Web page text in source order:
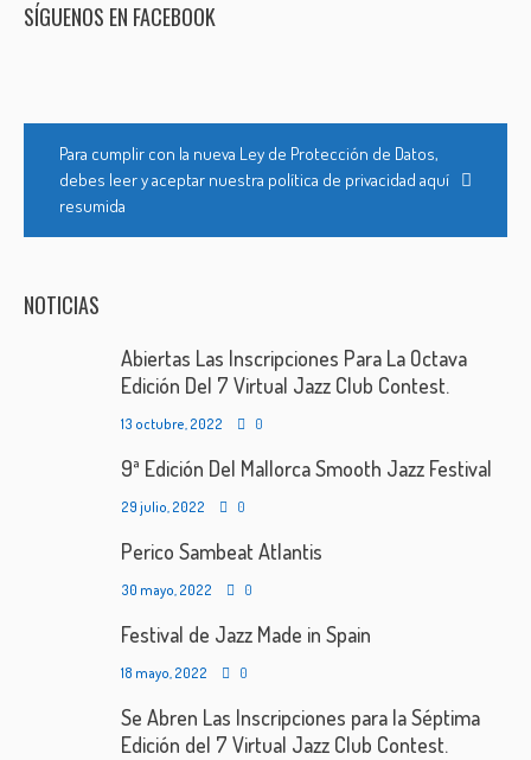
SÍGUENOS EN FACEBOOK
Para cumplir con la nueva Ley de Protección de Datos,
debes leer y aceptar nuestra política de privacidad aquí
resumida
NOTICIAS
Abiertas Las Inscripciones Para La Octava
Edición Del 7 Virtual Jazz Club Contest.
13 octubre, 2022 0
9ª Edición Del Mallorca Smooth Jazz Festival
29 julio, 2022 0
Perico Sambeat Atlantis
30 mayo, 2022 0
Festival de Jazz Made in Spain
18 mayo, 2022 0
Se Abren Las Inscripciones para la Séptima
Edición del 7 Virtual Jazz Club Contest.